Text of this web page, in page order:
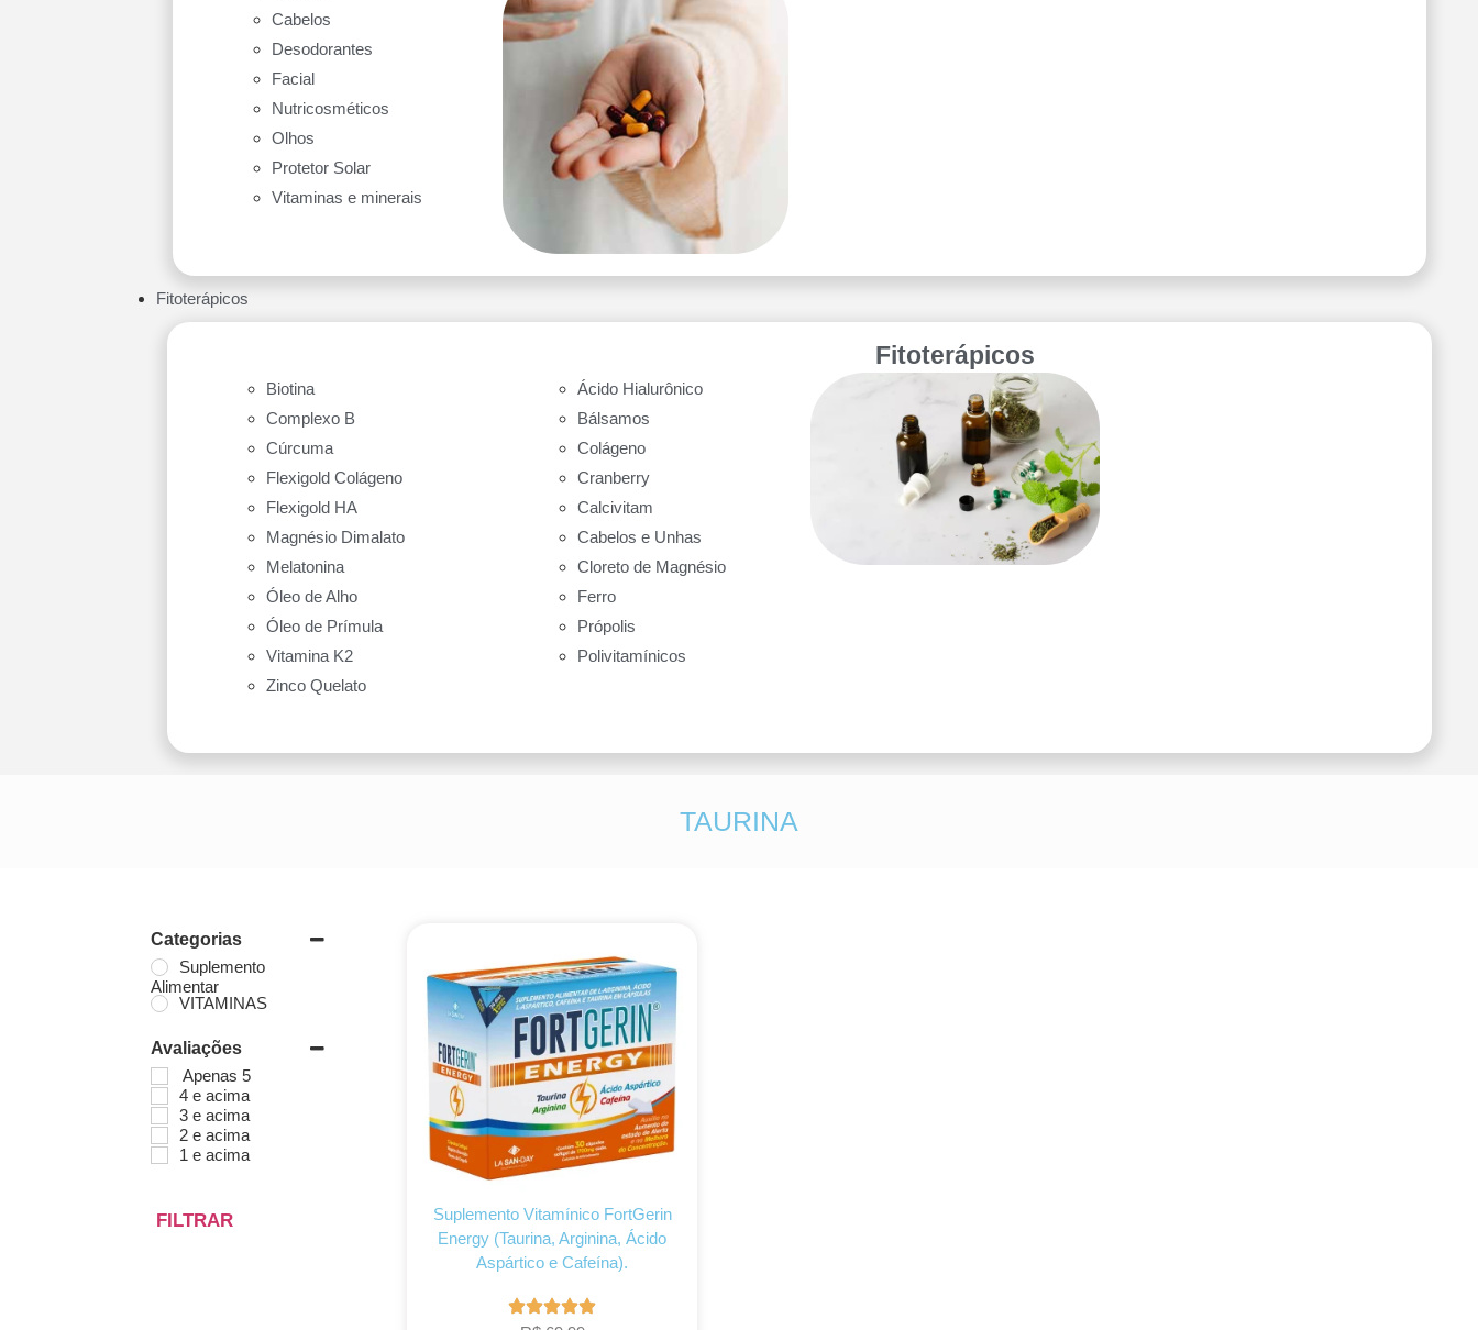
Cabelos
Desodorantes
Facial
Nutricosméticos
Olhos
Protetor Solar
Vitaminas e minerais
Fitoterápicos
Biotina
Complexo B
Cúrcuma
Flexigold Colágeno
Flexigold HA
Magnésio Dimalato
Melatonina
Óleo de Alho
Óleo de Prímula
Vitamina K2
Zinco Quelato
Ácido Hialurônico
Bálsamos
Colágeno
Cranberry
Calcivitam
Cabelos e Unhas
Cloreto de Magnésio
Ferro
Própolis
Polivitamínicos
Fitoterápicos
TAURINA
Categorias
Suplemento
Alimentar
VITAMINAS
Avaliações
Apenas 5
4 e acima
3 e acima
2 e acima
1 e acima
FILTRAR
Suplemento Vitamínico FortGerin
Energy (Taurina, Arginina, Ácido
Aspártico e Cafeína).